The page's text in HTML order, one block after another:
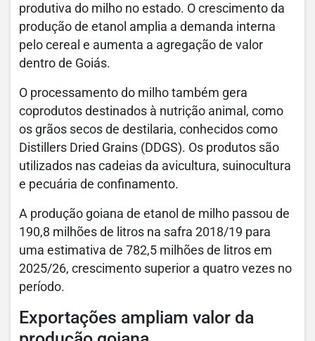
produtiva do milho no estado. O crescimento da
produção de etanol amplia a demanda interna
pelo cereal e aumenta a agregação de valor
dentro de Goiás.
O processamento do milho também gera
coprodutos destinados à nutrição animal, como
os grãos secos de destilaria, conhecidos como
Distillers Dried Grains (DDGS). Os produtos são
utilizados nas cadeias da avicultura, suinocultura
e pecuária de confinamento.
A produção goiana de etanol de milho passou de
190,8 milhões de litros na safra 2018/19 para
uma estimativa de 782,5 milhões de litros em
2025/26, crescimento superior a quatro vezes no
período.
Exportações ampliam valor da